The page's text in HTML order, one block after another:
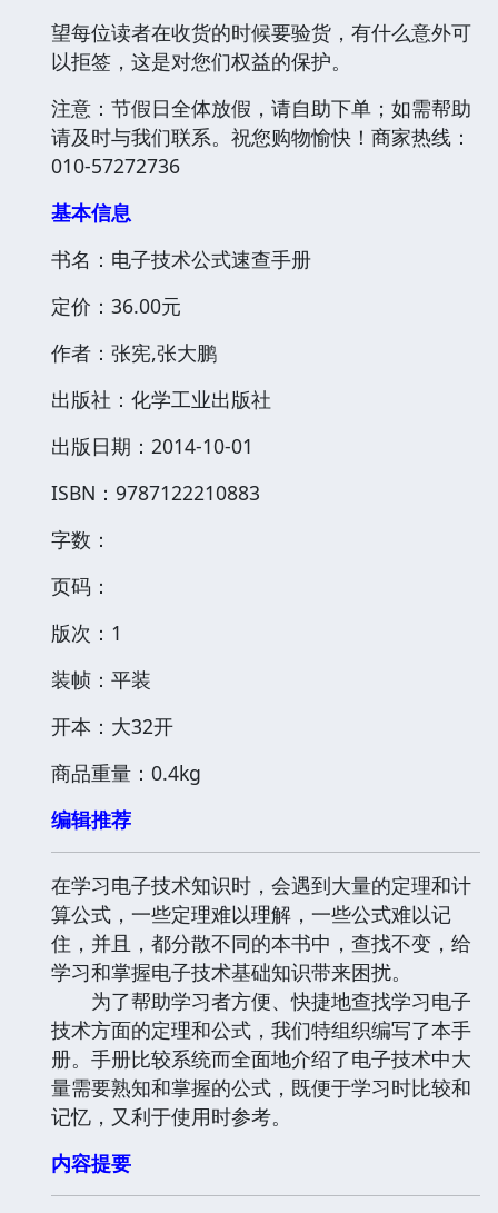
望每位读者在收货的时候要验货，有什么意外可
以拒签，这是对您们权益的保护。
注意：节假日全体放假，请自助下单；如需帮助
请及时与我们联系。祝您购物愉快！商家热线：
010-57272736
基本信息
书名：电子技术公式速查手册
定价：36.00元
作者：张宪,张大鹏
出版社：化学工业出版社
出版日期：2014-10-01
ISBN：9787122210883
字数：
页码：
版次：1
装帧：平装
开本：大32开
商品重量：0.4kg
编辑推荐
在学习电子技术知识时，会遇到大量的定理和计
算公式，一些定理难以理解，一些公式难以记
住，并且，都分散不同的本书中，查找不变，给
学习和掌握电子技术基础知识带来困扰。
为了帮助学习者方便、快捷地查找学习电子
技术方面的定理和公式，我们特组织编写了本手
册。手册比较系统而全面地介绍了电子技术中大
量需要熟知和掌握的公式，既便于学习时比较和
记忆，又利于使用时参考。
内容提要